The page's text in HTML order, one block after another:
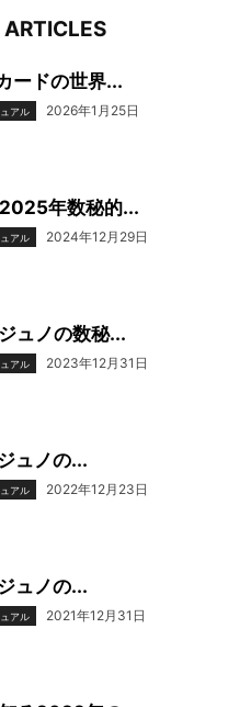
ードの世界...
アル 2026年1月25日
年数秘的...
アル 2024年12月29日
ュノの数秘...
アル 2023年12月31日
ュノの...
アル 2022年12月23日
ュノの...
アル 2021年12月31日